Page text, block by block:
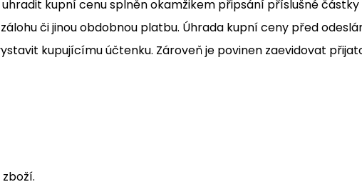
kupní cenu splněn okamžikem připsání příslušné
či jinou obdobnou platbu. Úhrada kupní ceny před
kupujícímu účtenku. Zároveň je povinen zaevidovat